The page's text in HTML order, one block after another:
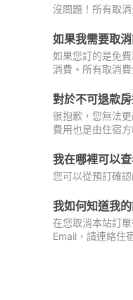
沒問題！所有取
如果我需要取
如果您訂的是免
消費。所有取消
對於不可退款
很抱歉，您無法
費用也是由住宿方
我在哪裡可以
您可以從預訂確
我如何知道我
在您取消本站訂
Email，請連絡住